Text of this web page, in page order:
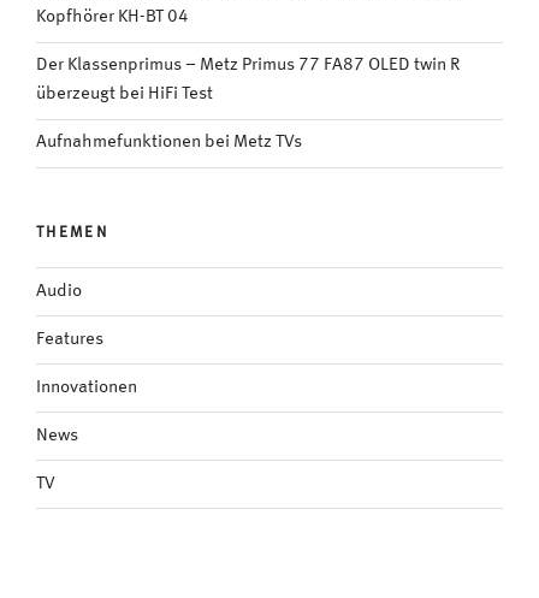
Kopfhörer KH-BT 04
Der Klassenprimus – Metz Primus 77 FA87 OLED twin R
überzeugt bei HiFi Test
Aufnahmefunktionen bei Metz TVs
THEMEN
Audio
Features
Innovationen
News
TV